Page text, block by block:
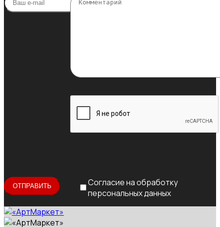
Согласие на обработку
персональных данных